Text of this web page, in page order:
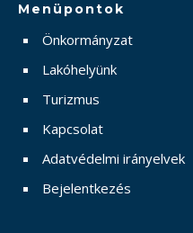
Menüpontok
Önkormányzat
Lakóhelyünk
Turizmus
Kapcsolat
Adatvédelmi irányelvek
Bejelentkezés